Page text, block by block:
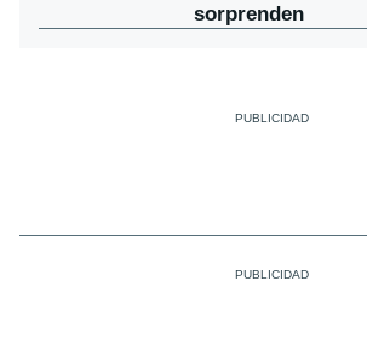
sorprenden